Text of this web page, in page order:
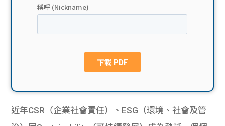
網上
私人
貸款
校園
Gui
近年CSR（企業社會責任）、ESG（環境、社會及管